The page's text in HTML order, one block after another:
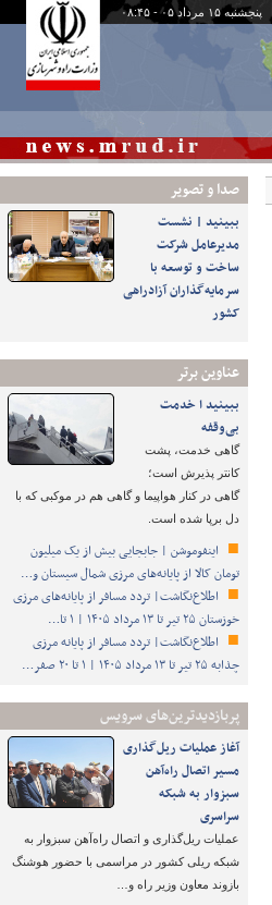
پنجشنبه ۱۵ مرداد ۰۵ - ۰۸:۴۵
صدا و تصوير
ببینید | نشست
مدیرعامل شرکت
ساخت و توسعه با
سرمایه‌گذاران آزادراهی
کشور
عناوین برتر
ببینید ا خدمت
بی‌وقفه
گاهی خدمت، پشت
کانتر پذیرش است؛
گاهی در کنار هواپیما و گاهی هم در موکبی که با
دل برپا شده است.
اینفوموشن | جابجایی بیش از یک میلیون
تومان کالا از پایانه‌های مرزی شمال سیستان و…
اطلاع‌نگاشت| تردد مسافر از پایانه‌های مرزی
خوزستان ۲۵ تیر تا ۱۳ مرداد ۱۴۰۵ | ۱ تا…
اطلاع‌نگاشت| تردد مسافر از پایانه‌ مرزی
چذابه ۲۵ تیر تا ۱۳ مرداد ۱۴۰۵ | ۱ تا ۲۰ صفر…
پربازدیدترین‌های سرویس
آغاز عملیات ریل‌گذاری
مسیر اتصال راه‌آهن
سبزوار به شبکه
سراسری
عملیات ریل‌گذاری و اتصال راه‌آهن سبزوار به
شبکه ریلی کشور در مراسمی با حضور هوشنگ
بازوند معاون وزیر راه و…